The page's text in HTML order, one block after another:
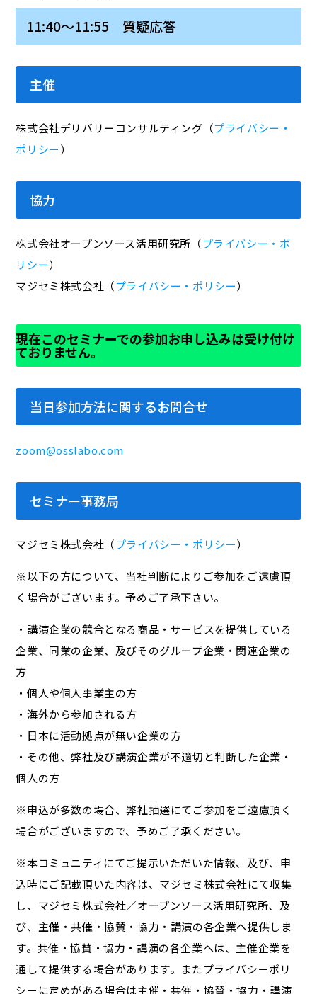
11:40～11:55 質疑応答
主催
株式会社デリバリーコンサルティング（プライバシー・
ポリシー）
協力
株式会社オープンソース活用研究所（プライバシー・ポ
リシー）
マジセミ株式会社（プライバシー・ポリシー）
現在このセミナーでの参加お申し込みは受け付け
ておりません。
当日参加方法に関するお問合せ
zoom@osslabo.com
セミナー事務局
マジセミ株式会社（プライバシー・ポリシー）
※以下の方について、当社判断によりご参加をご遠慮頂
く場合がございます。予めご了承下さい。
・講演企業の競合となる商品・サービスを提供している
企業、同業の企業、及びそのグループ企業・関連企業の
方
・個人や個人事業主の方
・海外から参加される方
・日本に活動拠点が無い企業の方
・その他、弊社及び講演企業が不適切と判断した企業・
個人の方
※申込が多数の場合、弊社抽選にてご参加をご遠慮頂く
場合がございますので、予めご了承ください。
※本コミュニティにてご提示いただいた情報、及び、申
込時にご記載頂いた内容は、マジセミ株式会社にて収集
し、マジセミ株式会社／オープンソース活用研究所、及
び、主催・共催・協賛・協力・講演の各企業へ提供しま
す。共催・協賛・協力・講演の各企業へは、主催企業を
通して提供する場合があります。またプライバシーポリ
シーに定めがある場合は主催・共催・協賛・協力・講演